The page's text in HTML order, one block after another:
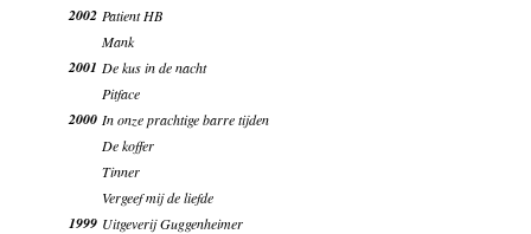
2002 Patient HB
Mank
2001 De kus in de nacht
Pitface
2000 In onze prachtige barre tijden
De koffer
Tinner
Vergeef mij de liefde
1999 Uitgeverij Guggenheimer